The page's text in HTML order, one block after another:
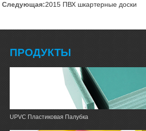
Следующая:2015 ПВХ шкартерные доски
ПРОДУКТЫ
UPVC Пластиковая Палубка